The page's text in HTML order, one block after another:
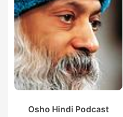
Osho Hindi Podcast